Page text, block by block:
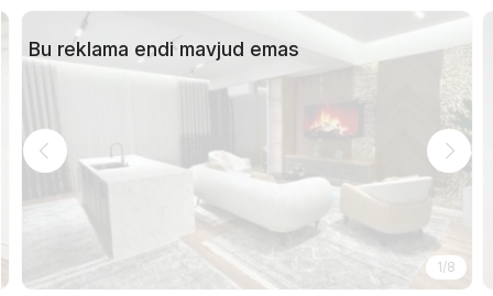
Bu reklama endi mavjud emas
1/8